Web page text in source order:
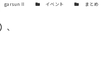
garsun II カテゴリー
イベント カテゴリー
まとめ
、